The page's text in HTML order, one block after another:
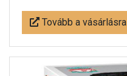
Tovább a vásárlásra